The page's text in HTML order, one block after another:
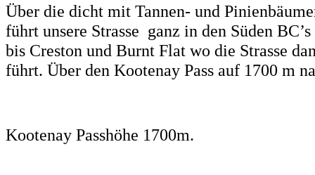
Über die dicht mit Tannen- und
führt unsere Strasse ganz in den Süden
bis Creston und Burnt Flat wo die Strasse
führt. Über den Kootenay Pass auf 1700 m
Kootenay Passhöhe 1700m.